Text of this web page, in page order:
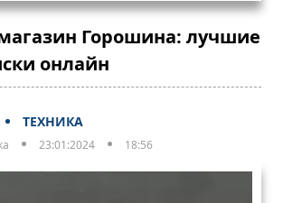
Горошина: лучшие
онлайн
ТЕХНИКА
23:01:2024 18:56